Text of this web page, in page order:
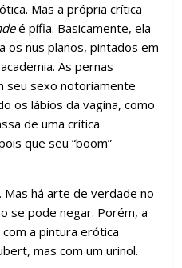
Mas a própria crítica
é pífia. Basicamente, ela
os nus planos, pintados em
As pernas
seu sexo notoriamente
os lábios da vagina, como
de uma crítica
que seu “boom”
Mas há arte de verdade no
se pode negar. Porém, a
a pintura erótica
mas com um urinol.